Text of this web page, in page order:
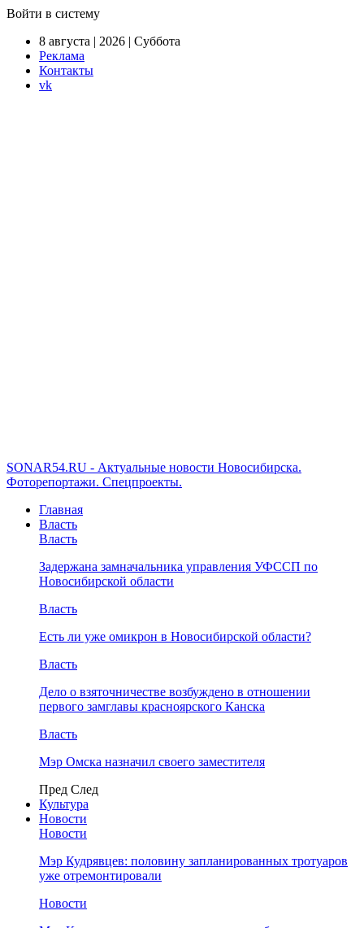
Войти в систему
8 августа | 2026 | Суббота
Реклама
Контакты
vk
SONAR54.RU - Актуальные новости Новосибирска.
Фоторепортажи. Спецпроекты.
Главная
Власть
Власть
Задержана замначальника управления УФССП по
Новосибирской области
Власть
Есть ли уже омикрон в Новосибирской области?
Власть
Дело о взяточничестве возбуждено в отношении
первого замглавы красноярского Канска
Власть
Мэр Омска назначил своего заместителя
Пред След
Культура
Новости
Новости
Мэр Кудрявцев: половину запланированных тротуаров
уже отремонтировали
Новости